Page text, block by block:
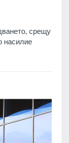
срещу
насилие